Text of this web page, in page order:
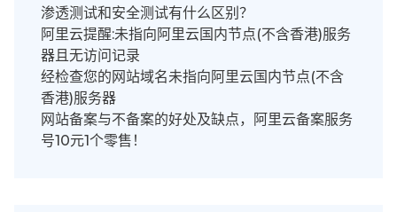
渗透测试和安全测试有什么区别？
阿里云提醒:未指向阿里云国内节点(不含香港)服务
器且无访问记录
经检查您的网站域名未指向阿里云国内节点(不含
香港)服务器
网站备案与不备案的好处及缺点，阿里云备案服务
号10元1个零售！